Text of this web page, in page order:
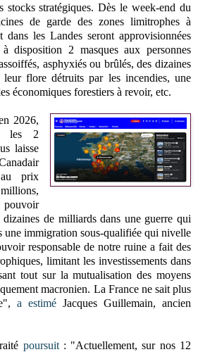
stocks stratégiques. Dès le week-end du
de garde des zones limitrophes à
dans les Landes seront approvisionnées
disposition 2 masques aux personnes
asphyxiés ou brûlés, des dizaines
flore détruits par les incendies, une
économiques forestiers à revoir, etc.
2026,
les 2
laisse
prix
pouvoir
de milliards dans une guerre qui
une immigration sous-qualifiée qui nivelle
responsable de notre ruine a fait des
limitant les investissements dans
tout sur la mutualisation des moyens
macronien. La France ne sait plus
a estimé Jacques Guillemain, ancien
poursuit: "Actuellement, sur nos 12